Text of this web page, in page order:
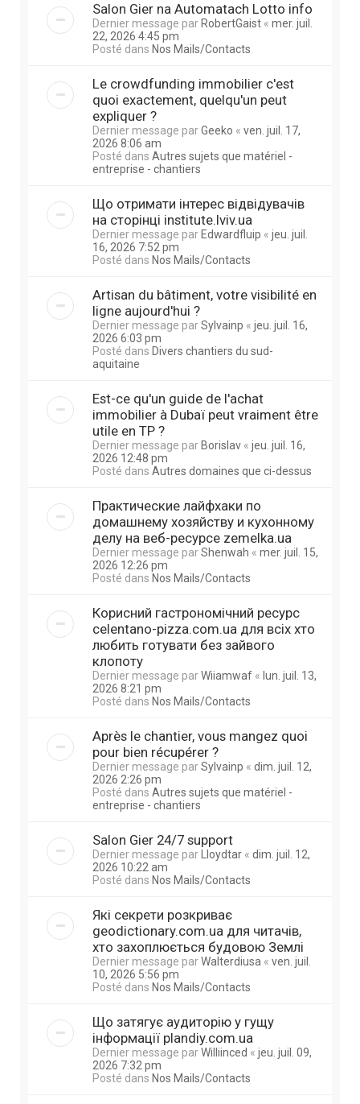
Salon Gier na Automatach Lotto info
Dernier message par RobertGaist « mer. juil.
22, 2026 4:45 pm
Posté dans Nos Mails/Contacts
Le crowdfunding immobilier c'est
quoi exactement, quelqu'un peut
expliquer ?
Dernier message parGeeko « ven. juil. 17,
2026 8:06 am
Posté dans Autres sujets que matériel -
entreprise - chantiers
Що отримати інтерес відвідувачів
на сторінці institute.lviv.ua
Dernier message par Edwardfluip « jeu. juil.
16, 2026 7:52 pm
Posté dans Nos Mails/Contacts
Artisan du bâtiment, votre visibilité en
ligne aujourd'hui ?
Dernier message parSylvainp « jeu. juil. 16,
2026 6:03 pm
Posté dans Divers chantiers du sud-
aquitaine
Est-ce qu'un guide de l'achat
immobilier à Dubaï peut vraiment être
utile en TP ?
Dernier message par Borislav « jeu. juil. 16,
2026 12:48 pm
Posté dans Autres domaines que ci-dessus
Практические лайфхаки по
домашнему хозяйству и кухонному
делу на веб-ресурсе zemelka.ua
Dernier message parShenwah « mer. juil. 15,
2026 12:26 pm
Posté dans Nos Mails/Contacts
Корисний гастрономічний ресурс
celentano-pizza.com.ua для всіх хто
любить готувати без зайвого
клопоту
Dernier message parWiiamwaf « lun. juil. 13,
2026 8:21 pm
Posté dans Nos Mails/Contacts
Après le chantier, vous mangez quoi
pour bien récupérer ?
Dernier message parSylvainp « dim. juil. 12,
2026 2:26 pm
Posté dans Autres sujets que matériel -
entreprise - chantiers
Salon Gier 24/7 support
Dernier message par Lloydtar « dim. juil. 12,
2026 10:22 am
Posté dans Nos Mails/Contacts
Які секрети розкриває
geodictionary.com.ua для читачів,
хто захоплюється будовою Землі
Dernier message parWalterdiusa « ven. juil.
10, 2026 5:56 pm
Posté dans Nos Mails/Contacts
Що затягує аудиторію у гущу
інформації plandiy.com.ua
Dernier message parWilliinced « jeu. juil. 09,
2026 7:32 pm
Posté dans Nos Mails/Contacts